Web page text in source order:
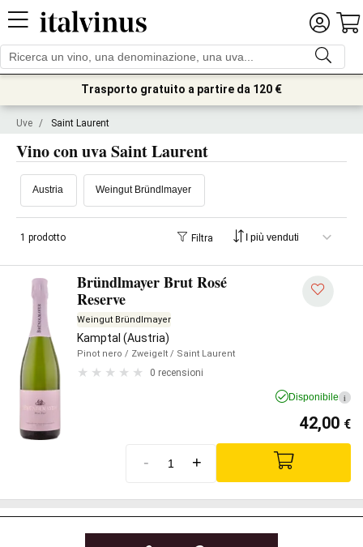
Trasporto gratuito a partire da 120 €
Uve / Saint Laurent
Vino con uva Saint Laurent
Austria Weingut Bründlmayer
1 prodotto Filtra
Bründlmayer Brut Rosé
Reserve
Weingut Bründlmayer
Kamptal (Austria)
Pinot nero / Zweigelt / Saint Laurent
0 recensioni
Disponibile i
42,00 €
- +